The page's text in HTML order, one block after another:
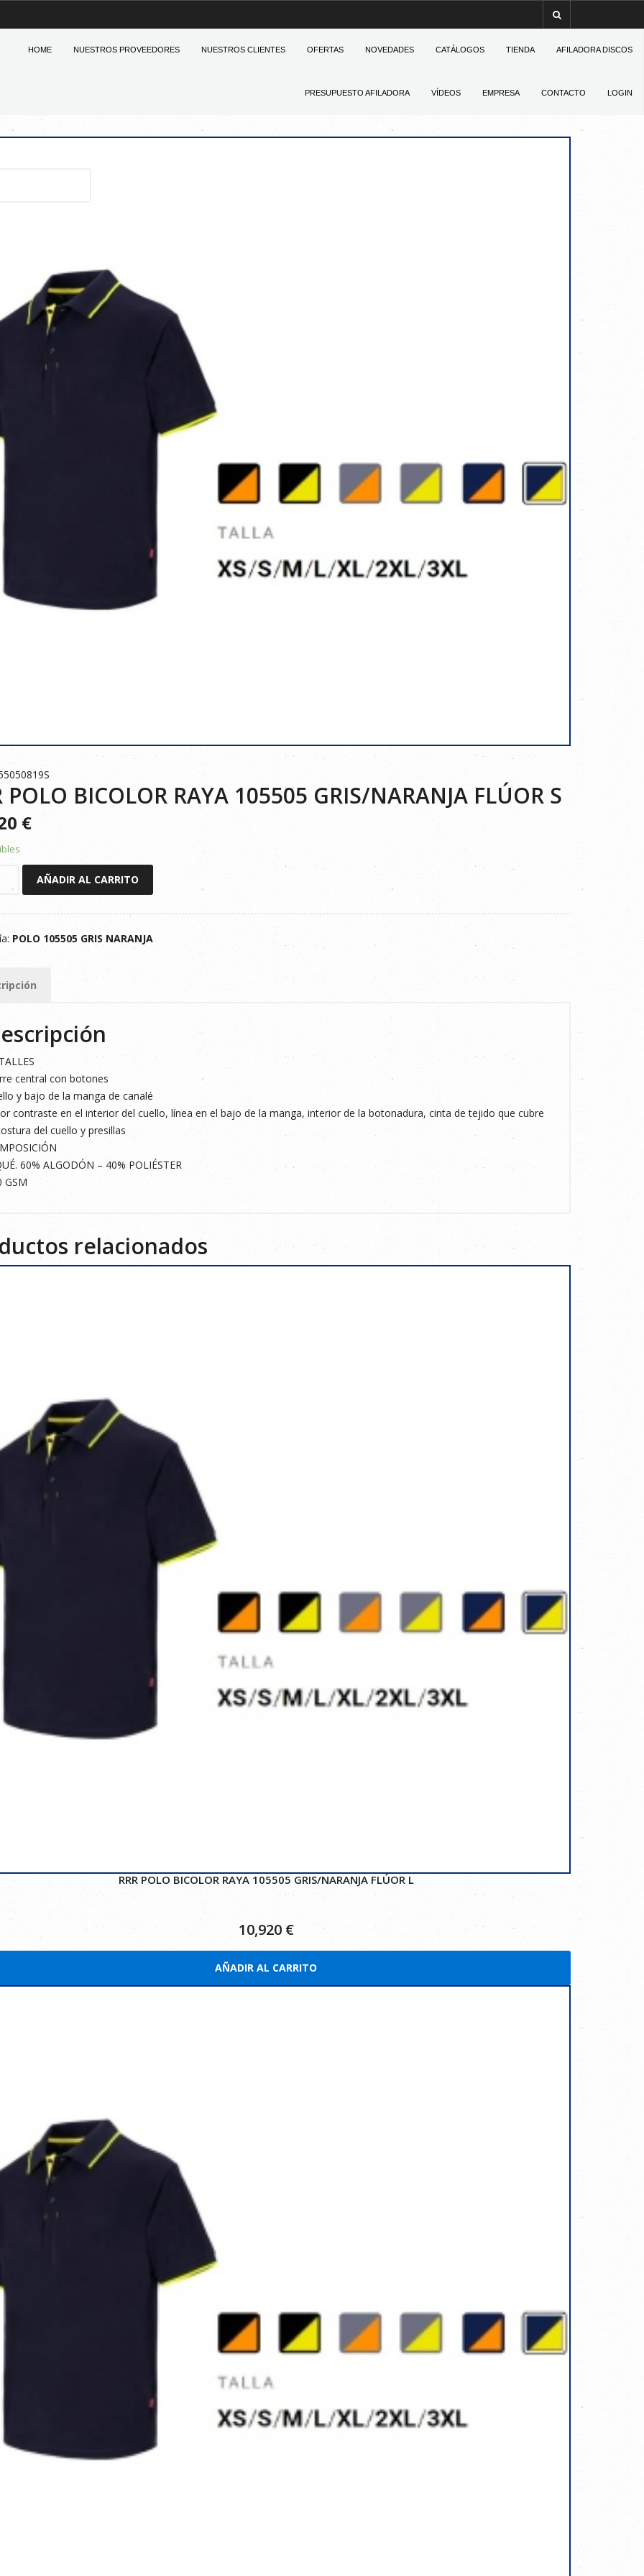
HOME NUESTROS PROVEEDORES NUESTROS CLIENTES OFERTAS NOVEDADES CATÁLOGOS TIENDA AFILADORA DISCOS
PRESUPUESTO AFILADORA VÍDEOS EMPRESA CONTACTO LOGIN
POLO BICOLOR RAYA 105505 GRIS/NARANJA FLÚOR S
€
AÑADIR AL CARRITO
POLO 105505 GRIS NARANJA
central con botones
y bajo de la manga de canalé
contraste en el interior del cuello, línea en el bajo de la manga, interior de la botonadura, cinta de tejido que cubre
del cuello y presillas
60% ALGODÓN – 40% POLIÉSTER
GSM
relacionados
RRR POLO BICOLOR RAYA 105505 GRIS/NARANJA FLÚOR L
10,920€
AÑADIR AL CARRITO